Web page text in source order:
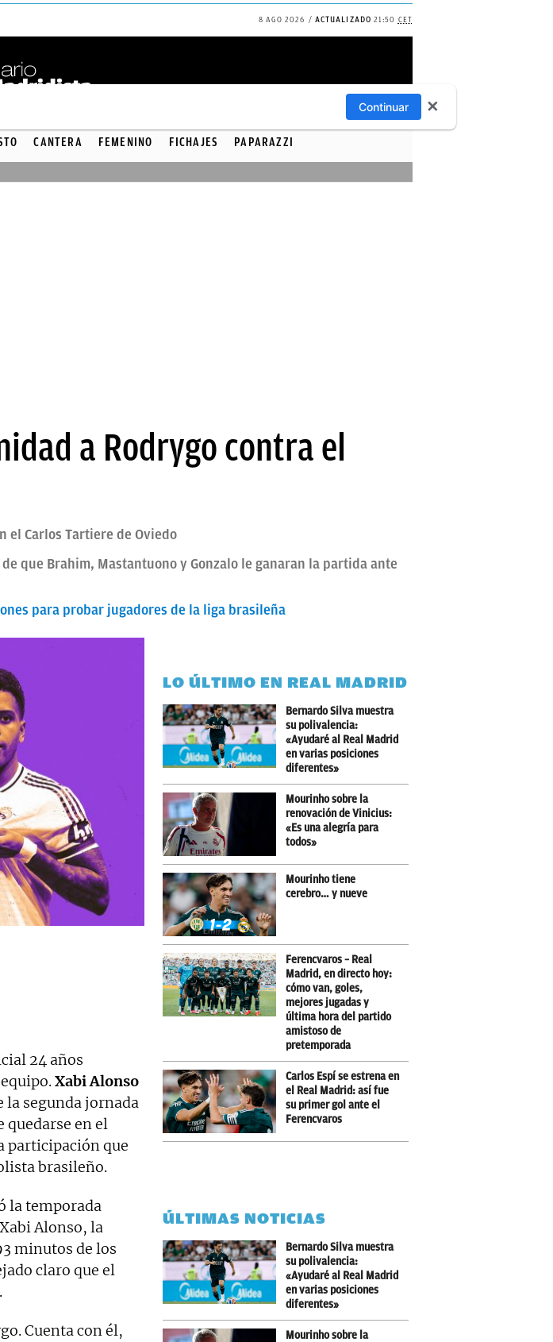
8 AGO 2026 ACTUALIZADO 21:50 CET
CANTERA FEMENINO FICHAJES PAPARAZZI
a Rodrygo contra el
el Carlos Tartiere de Oviedo
que Brahim, Mastantuono y Gonzalo le ganaran la partida ante
para probar jugadores de la liga brasileña
24 años
Xabi Alonso
la segunda jornada
quedarse en el
participación que
brasileño.
la temporada
Alonso, la
minutos de los
claro que el
.
Cuenta con él,
LO ÚLTIMO EN REAL MADRID
Bernardo Silva muestra
su polivalencia:
«Ayudaré al Real Madrid
en varias posiciones
diferentes»
Mourinho sobre la
renovación de Vinicius:
«Es una alegría para
todos»
Mourinho tiene
cerebro… y nueve
Ferencvaros – Real
Madrid, en directo hoy:
cómo van, goles,
mejores jugadas y
última hora del partido
amistoso de
pretemporada
Carlos Espí se estrena en
el Real Madrid: así fue
su primer gol ante el
Ferencvaros
ÚLTIMAS NOTICIAS
Bernardo Silva muestra
su polivalencia:
«Ayudaré al Real Madrid
en varias posiciones
diferentes»
Mourinho sobre la
Continuar ✕